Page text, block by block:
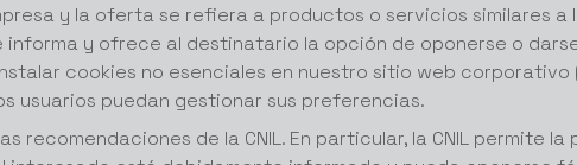
y la oferta se refiera a productos o servicios similares a
y ofrece al destinatario la opción de oponerse o darse
cookies no esenciales en nuestro sitio web corporativo
usuarios puedan gestionar sus preferencias.
recomendaciones de la CNIL. En particular, la CNIL permite